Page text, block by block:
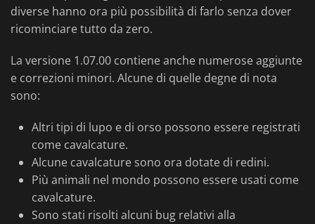
diverse hanno ora più possibilità di farlo senza dover
ricominciare tutto da zero.
La versione 1.07.00 contiene anche numerose aggiunte
e correzioni minori. Alcune di quelle degne di nota
sono:
Altri tipi di lupo e di orso possono essere registrati
come cavalcature.
Alcune cavalcature sono ora dotate di redini.
Più animali nel mondo possono essere usati come
cavalcature.
Sono stati risolti alcuni bug relativi alla